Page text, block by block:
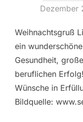
Dezember
Weihnachtsgruß
ein
Gesundheit,
beruflichen
Wünsche in
Bildquelle: